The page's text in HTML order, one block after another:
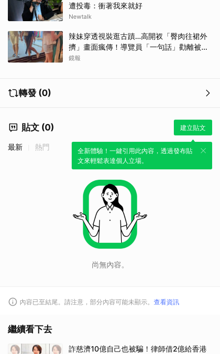
遭投毒：衝著我來就好
Newtalk
辣妹穿透視裝逛古蹟…高開衩「臀肉往裙外
擠」畫面瘋傳！導覽員「一句話」勸離被狂
讚
鏡報
轉發 (0)
貼文 (0) 建立貼文
全新體驗！一鍵引用此內容，透過發布貼
文來輕鬆表達個人立場。
最新 熱門
尚無內容。
內容已至結尾。請注意，部分內容可能未顯示。 查看資訊
繼續看下去
詐慈濟10億自己也被騙！律師借2億給香港